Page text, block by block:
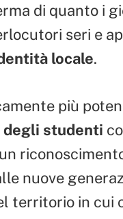
di quanto i
seri e
locale.
più
studenti
nuove
territorio in cui